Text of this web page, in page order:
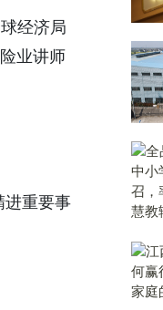
经济局
业讲师
重要事